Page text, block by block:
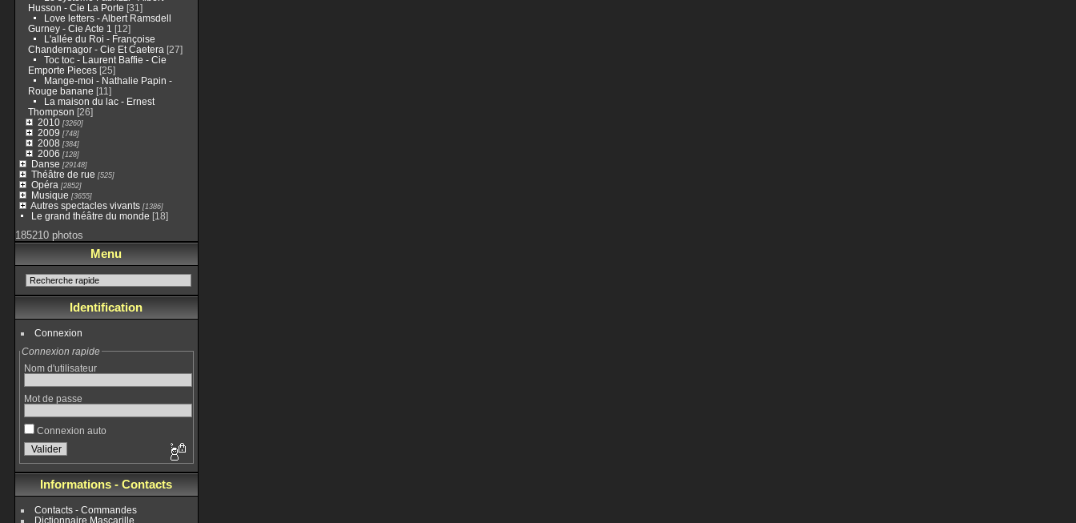
Husson - Cie La Porte [31]
Love letters - Albert Ramsdell
Gurney - Cie Acte 1 [12]
L'allée du Roi - Françoise
Chandernagor - Cie Et Caetera [27]
Toc toc - Laurent Baffie - Cie
Emporte Pieces[25]
Mange-moi - Nathalie Papin -
Rouge banane [11]
La maison du lac - Ernest
Thompson [26]
2010[3260]
2009 [748]
2008 [384]
2006 [128]
Danse [29148]
Théâtre de rue [525]
Opéra [2852]
Musique [3655]
Autres spectacles vivants[1386]
Le grand théâtre du monde [18]
185210 photos
Menu
Identification
Connexion
Connexion rapide
Nom d'utilisateur
Mot de passe
Connexion auto
Informations - Contacts
Contacts - Commandes
Dictionnaire Mascarille